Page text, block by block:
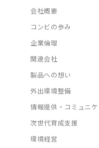
会社概要
コンビの歩み
企業倫理
関連会社
製品への想い
外出環境整備
情報提供・コミュニ
次世代育成支援
環境経営